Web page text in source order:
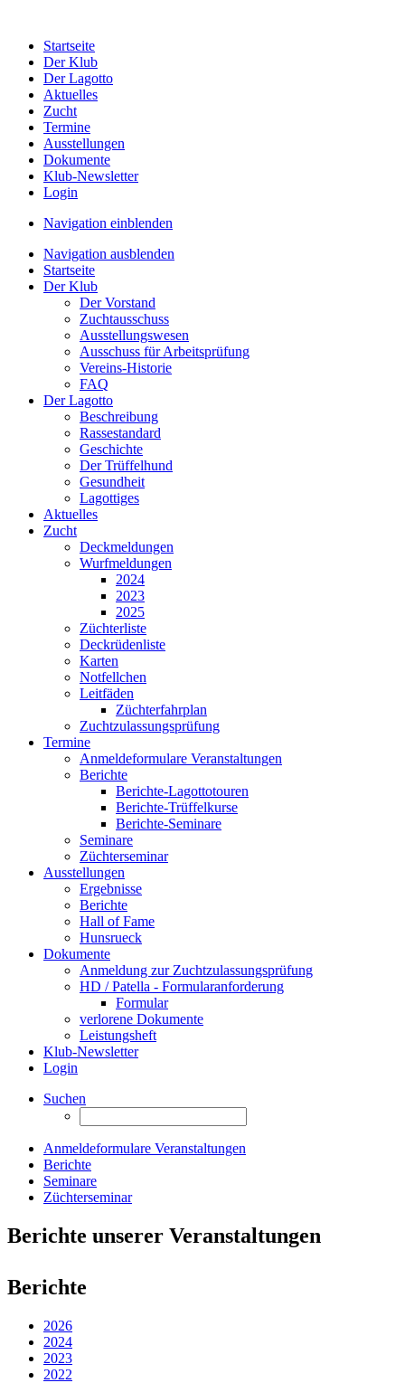
Startseite
Der Klub
Der Lagotto
Aktuelles
Zucht
Termine
Ausstellungen
Dokumente
Klub-Newsletter
Login
Navigation einblenden
Navigation ausblenden
Startseite
Der Klub
Der Vorstand
Zuchtausschuss
Ausstellungswesen
Ausschuss für Arbeitsprüfung
Vereins-Historie
FAQ
Der Lagotto
Beschreibung
Rassestandard
Geschichte
Der Trüffelhund
Gesundheit
Lagottiges
Aktuelles
Zucht
Deckmeldungen
Wurfmeldungen
2024
2023
2025
Züchterliste
Deckrüdenliste
Karten
Notfellchen
Leitfäden
Züchterfahrplan
Zuchtzulassungsprüfung
Termine
Anmeldeformulare Veranstaltungen
Berichte
Berichte-Lagottotouren
Berichte-Trüffelkurse
Berichte-Seminare
Seminare
Züchterseminar
Ausstellungen
Ergebnisse
Berichte
Hall of Fame
Hunsrueck
Dokumente
Anmeldung zur Zuchtzulassungsprüfung
HD / Patella - Formularanforderung
Formular
verlorene Dokumente
Leistungsheft
Klub-Newsletter
Login
Suchen
Anmeldeformulare Veranstaltungen
Berichte
Seminare
Züchterseminar
Berichte unserer Veranstaltungen
Berichte
2026
2024
2023
2022